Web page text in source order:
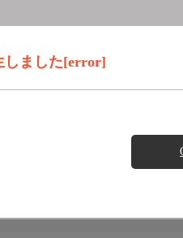
しました[error]